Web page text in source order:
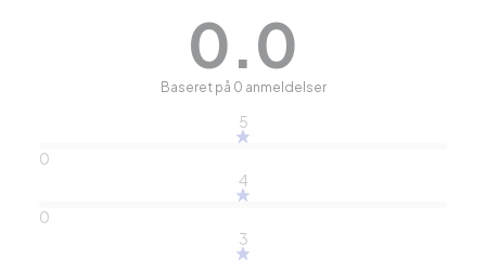
0.0
Baseret på 0 anmeldelser
5
0
4
0
3